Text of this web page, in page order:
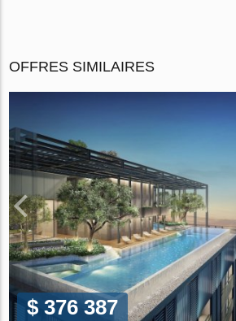
OFFRES SIMILAIRES
$ 376 387